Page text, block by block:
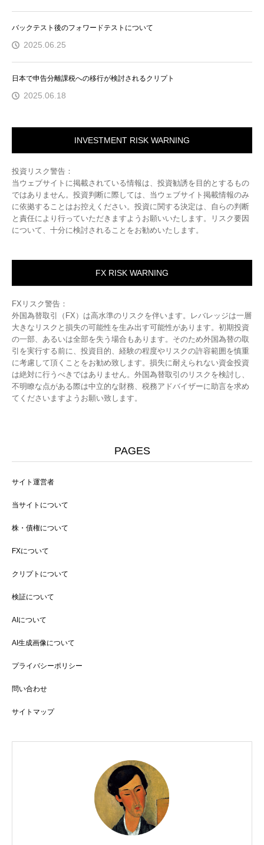
バックテスト後のフォワードテストについて
2025.06.25
日本で申告分離課税への移行が検討されるクリプト
2025.06.18
INVESTMENT RISK WARNING
投資リスク警告：
当ウェブサイトに掲載されている情報は、投資勧誘を目的とするもの
ではありません。投資判断に際しては、当ウェブサイト掲載情報のみ
に依拠することはお控えください。投資に関する決定は、自らの判断
と責任により行っていただきますようお願いいたします。リスク要因
について、十分に検討されることをお勧めいたします。
FX RISK WARNING
FXリスク警告：
外国為替取引（FX）は高水準のリスクを伴います。レバレッジは一層
大きなリスクと損失の可能性を生み出す可能性があります。初期投資
の一部、あるいは全部を失う場合もあります。そのため外国為替の取
引を実行する前に、投資目的、経験の程度やリスクの許容範囲を慎重
に考慮して頂くことをお勧め致します。損失に耐えられない資金投資
は絶対に行うべきではありません。外国為替取引のリスクを検討し、
不明瞭な点がある際は中立的な財務、税務アドバイザーに助言を求め
てくださいますようお願い致します。
PAGES
サイト運営者
当サイトについて
株・債権について
FXについて
クリプトについて
検証について
AIについて
AI生成画像について
プライバシーポリシー
問い合わせ
サイトマップ